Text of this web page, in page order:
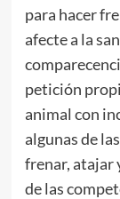
para hacer
afecte a la
petición
animal con
algunas de
frenar, atajar
de las